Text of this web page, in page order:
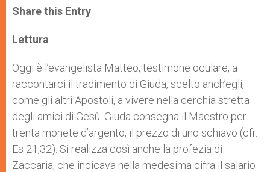
t
s
p
p
s
e
e
b
Share this Entry
Lettura
Oggi è l’evangelista Matteo, testimone oculare, a
raccontarci il tradimento di Giuda, scelto anch’egli,
come gli altri Apostoli, a vivere nella cerchia stretta
degli amici di Gesù. Giuda consegna il Maestro per
trenta monete d’argento, il prezzo di uno schiavo (cfr.
Es 21,32). Si realizza così anche la profezia di
Zaccarìa, che indicava nella medesima cifra il salario